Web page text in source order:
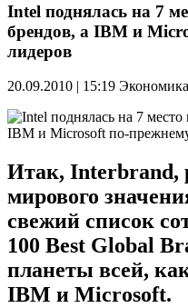
Intel поднялась на 7
брендов, а IBM и
лидеров
20.09.2010 | 15:19 Экономика
Итак, Interbrand,
мирового
свежий список
100 Best Global
планеты всей,
IBM и Microsoft.